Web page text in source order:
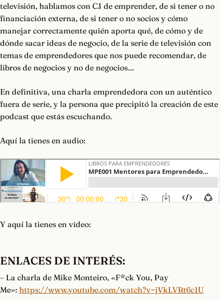
televisión, hablamos con CJ de emprender, de si tener o no
financiación externa, de si tener o no socios y cómo
manejar correctamente quién aporta qué, de cómo y de
dónde sacar ideas de negocio, de la serie de televisión con
temas de emprendedores que nos puede recomendar, de
libros de negocios y no de negocios…
En definitiva, una charla emprendedora con un auténtico
fuera de serie, y la persona que precipitó la creación de este
podcast que estás escuchando.
Aquí la tienes en audio:
Y aquí la tienes en vídeo:
ENLACES DE INTERÉS:
– La charla de Mike Monteiro, «F*ck You, Pay
Me»: https://www.youtube.com/watch?v=jVkLVRt6c1U